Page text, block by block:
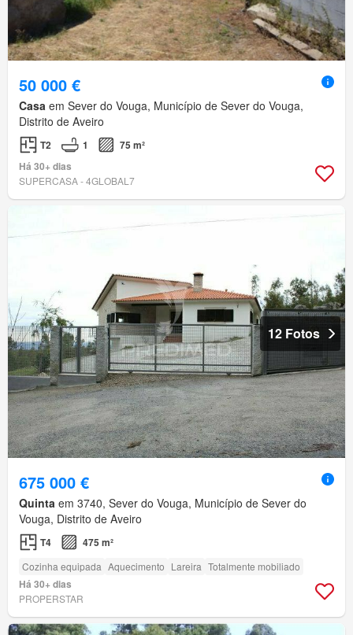
50 000 €
Casa em Sever do Vouga, Município de Sever do Vouga,
Distrito de Aveiro
T2 1
75 m²
Há 30+ dias
SUPERCASA - 4GLOBAL7
12 Fotos
675 000 €
Quinta em 3740, Sever do Vouga, Município de Sever do
Vouga, Distrito de Aveiro
T4 475 m²
Cozinha equipada Aquecimento Lareira Totalmente mobiliado
Há 30+ dias
PROPERSTAR